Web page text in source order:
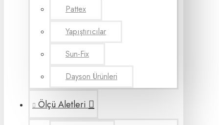
Pattex
Yapıştırıcılar
Sun-Fix
Dayson Ürünleri
Ölçü Aletleri